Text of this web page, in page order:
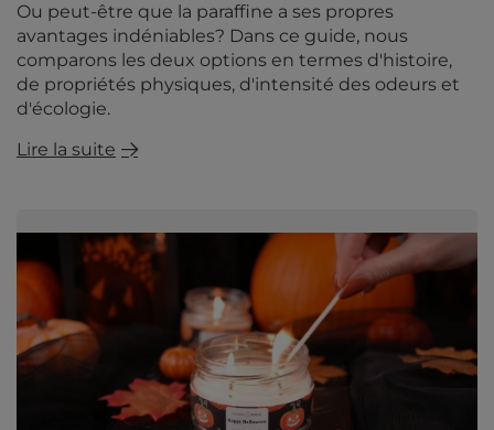
Ou peut-être que la paraffine a ses propres
avantages indéniables? Dans ce guide, nous
comparons les deux options en termes d'histoire,
de propriétés physiques, d'intensité des odeurs et
d'écologie.
Lire la suite